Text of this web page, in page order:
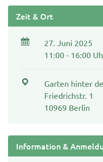
Zeit & Ort
27. Juni 2025
11:00 - 16:00
Garten hinter
Friedrichstr. 1
10969 Berlin
Information &